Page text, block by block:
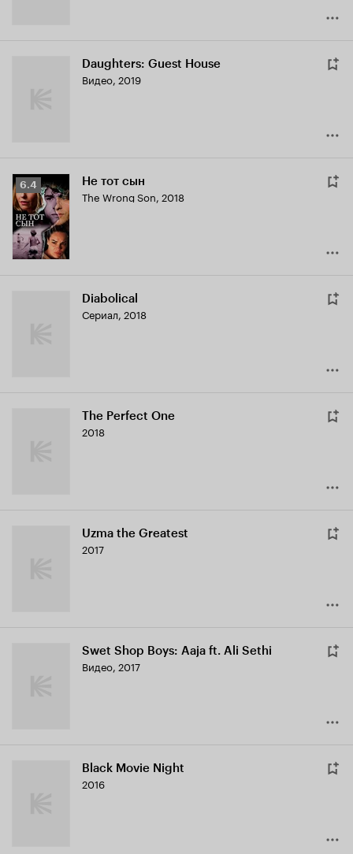
Daughters: Guest House
Видео, 2019
Рейтинг
Кинопоиска
6.4
6.4 Не тот сын
The Wrong Son, 2018
Diabolical
Сериал, 2018
The Perfect One
2018
Uzma the Greatest
2017
Swet Shop Boys: Aaja ft. Ali Sethi
Видео, 2017
Black Movie Night
2016